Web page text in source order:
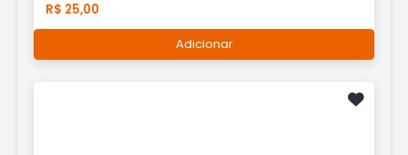
R$ 25,00
Adicionar